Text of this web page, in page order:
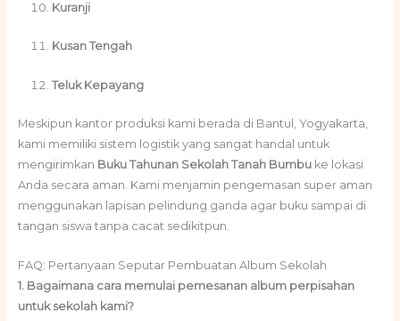
Kuranji
Kusan Tengah
Teluk Kepayang
Meskipun kantor produksi kami berada di Bantul, Yogyakarta,
kami memiliki sistem logistik yang sangat handal untuk
mengirimkan Buku Tahunan Sekolah Tanah Bumbuke lokasi
Anda secara aman. Kami menjamin pengemasan super aman
menggunakan lapisan pelindung ganda agar buku sampai di
tangan siswa tanpa cacat sedikitpun.
FAQ: Pertanyaan Seputar Pembuatan Album Sekolah
1. Bagaimana cara memulai pemesanan album perpisahan
untuk sekolah kami?